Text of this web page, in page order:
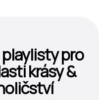
pro
krásy &